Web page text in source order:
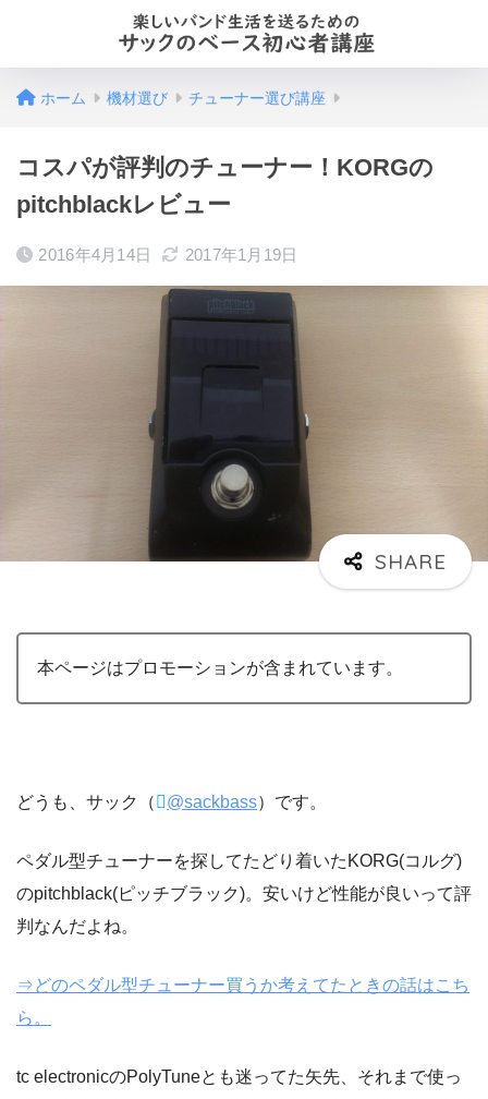
ホーム 機材選び チューナー選び講座
コスパが評判のチューナー！KORGの
pitchblackレビュー
2016年4月14日 2017年1月19日
本ページはプロモーションが含まれています。
どうも、サック（ @sackbass）です。
ペダル型チューナーを探してたどり着いたKORG(コルグ)
のpitchblack(ピッチブラック)。安いけど性能が良いって評
判なんだよね。
⇒どのペダル型チューナー買うか考えてたときの話はこち
ら。
tc electronicのPolyTuneとも迷ってた矢先、それまで使っ